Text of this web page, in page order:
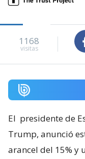
1168
visitas
El presidente de
Trump, anunció
arancel del 15% y